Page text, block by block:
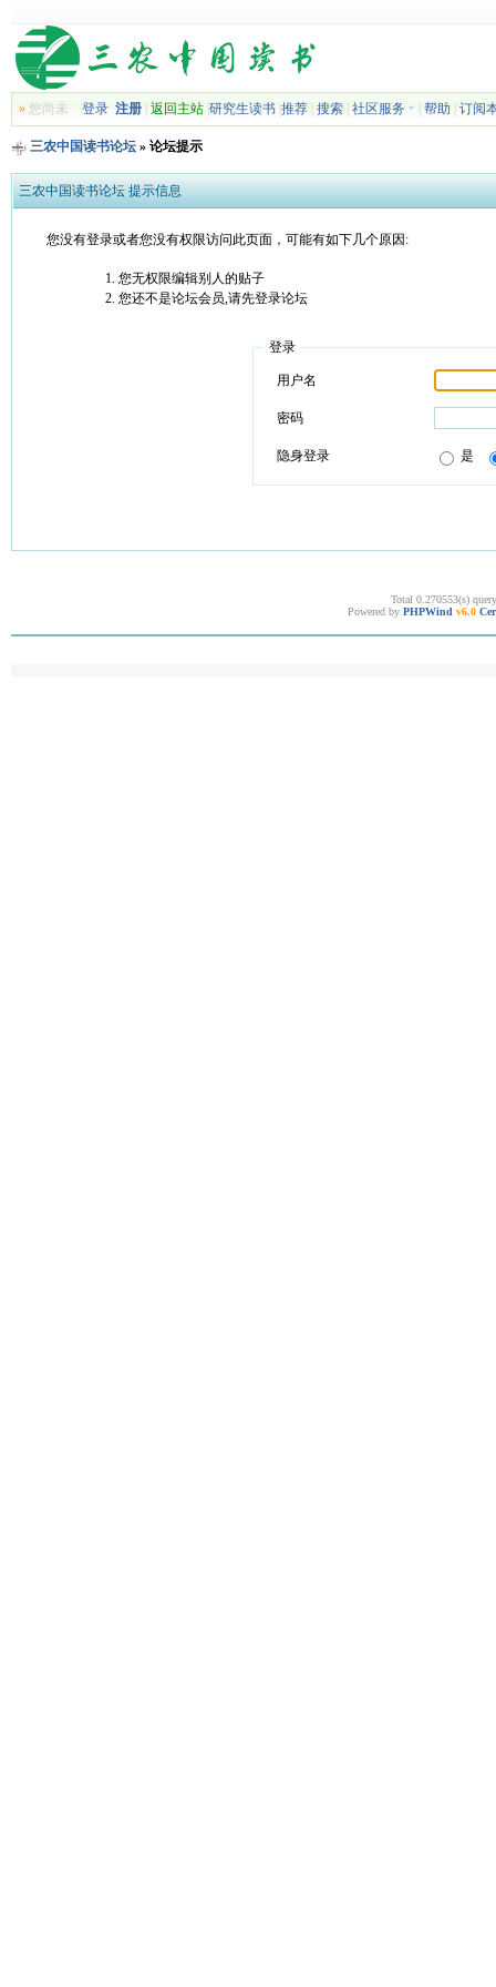
»您尚未 登录 注册| 返回主站| 研究生读书| 推荐| 搜索| 社区服务 帮助 订阅
三农中国读书论坛» 论坛提示
三农中国读书论坛 提示信息
您没有登录或者您没有权限访问此页面，可能有如下几个原因:
您无权限编辑别人的贴子
您还不是论坛会员,请先登录论坛
登录
用户名
密码
隐身登录 是
Total 0.270553(s)
Powered by PHPWind v6.0